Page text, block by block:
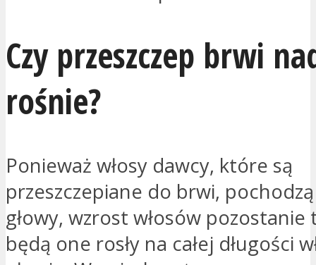
Czy przeszczep brwi
rośnie?
Ponieważ włosy dawcy, które są
przeszczepiane do brwi,
głowy, wzrost włosów pozostanie
będą one rosły na całej długości